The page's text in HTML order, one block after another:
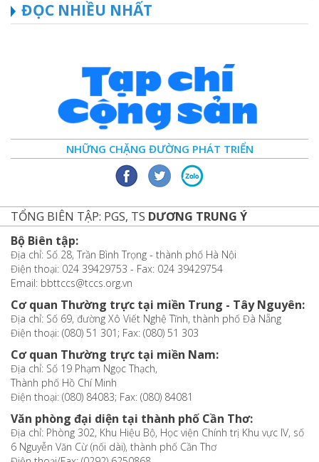
ĐỌC NHIỀU NHẤT
NHỮNG CHẶNG ĐƯỜNG PHÁT TRIỂN
TỔNG BIÊN TẬP: PGS, TS DƯƠNG TRUNG Ý
Bộ Biên tập:
Địa chỉ: Số 28, Trần Bình Trọng - thành phố Hà Nội
Điện thoại: 024 39429753 - Fax: 024 39429754
Email: bbttccs@tccs.org.vn
Cơ quan Thường trực tại miền Trung - Tây Nguyên:
Địa chỉ: Số 69, đường Xô Viết Nghệ Tĩnh, thành phố Đà Nẵng
Điện thoại: (080) 51 301; Fax: (080) 51 303
Cơ quan Thường trực tại miền Nam:
Địa chỉ: Số 19 Phạm Ngọc Thạch,
Thành phố Hồ Chí Minh
Điện thoại: (080) 84083; Fax: (080) 84081
Văn phòng đại diện tại thành phố Cần Thơ:
Địa chỉ: Phòng 302, Khu Hiệu Bộ, Học viện Chính trị Khu vực IV, số
6 Nguyễn Văn Cừ (nối dài), thành phố Cần Thơ